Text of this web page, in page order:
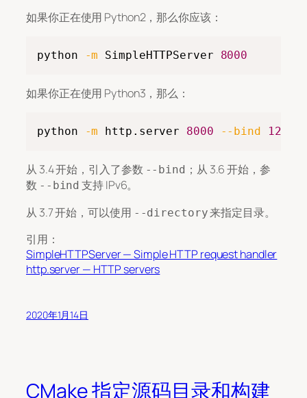
如果你正在使用 Python2，那么你应该：
python -m SimpleHTTPServer 8000
如果你正在使用 Python3，那么：
python -m http.server 8000 --bind 127.0
从 3.4 开始，引入了参数 --bind ；从 3.6 开始，参
数 --bind 支持 IPv6。
从 3.7 开始，可以使用 --directory来指定目录。
引用：
SimpleHTTPServer — Simple HTTP request handler
http.server — HTTP servers
2020年1月14日
CMake 指定源码目录和构建